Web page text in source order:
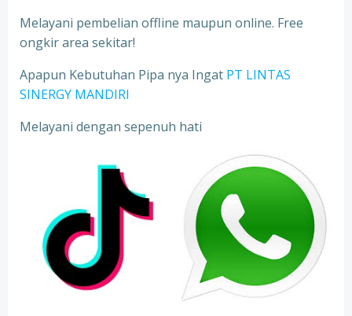
Melayani pembelian offline maupun online. Free
ongkir area sekitar!
Apapun Kebutuhan Pipa nya Ingat PT LINTAS
SINERGY MANDIRI
Melayani dengan sepenuh hati